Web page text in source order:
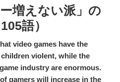
増えない派」の
語）
video games have the
violent, while the
industry are enormous.
gamers will increase in the